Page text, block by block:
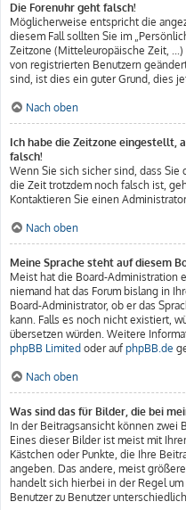
Die Forenuhr geht falsch!
Möglicherweise entspricht die
diesem Fall sollten Sie im
Zeitzone (Mitteleuropäische Zeit,
von registrierten Benutzern
sind, ist dies ein guter Grund, dies
Nach oben
Ich habe die Zeitzone eingestellt,
falsch!
Wenn Sie sich sicher sind, dass
die Zeit trotzdem noch falsch ist,
Kontaktieren Sie einen
Nach oben
Meine Sprache steht auf diesem
Meist hat die Board-Administration
niemand hat das Forum bislang in
Board-Administrator, ob er das
kann. Falls es noch nicht existiert,
übersetzen würden. Weitere
phpBB Limited oder auf phpBB.de
Nach oben
Was sind das für Bilder, die bei
In der Beitragsansicht können zwei
Eines dieser Bilder ist meist mit
Kästchen oder Punkte, die Ihre
angeben. Das andere, meist
handelt sich hierbei in der Regel
Benutzer zu Benutzer